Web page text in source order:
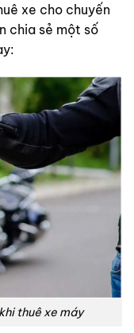
xe cho chuyến
chia sẻ một số
thuê xe máy